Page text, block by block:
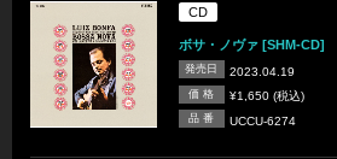
CD
ボサ・ノヴァ [SHM-CD]
発売日 2023.04.19
価 格 ¥1,650 (税込)
品 番 UCCU-6274